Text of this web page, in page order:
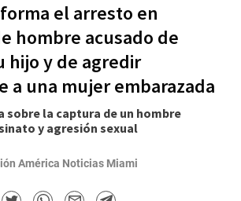
el arresto en
hombre acusado de
hijo y de agredir
a una mujer embarazada
sobre la captura de un hombre
y agresión sexual
América Noticias Miami